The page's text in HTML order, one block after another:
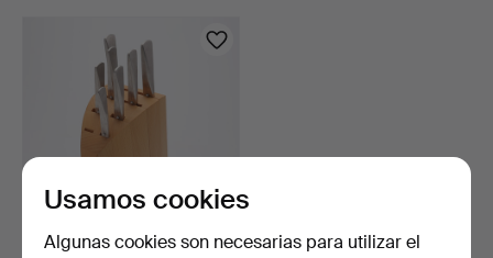
Usamos cookies
Algunas cookies son necesarias para utilizar el